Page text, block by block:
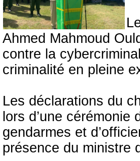
Ahmed Mahmoud
contre la
criminalité en pleine
Les déclarations du
lors d’une
gendarmes et
présence du ministre